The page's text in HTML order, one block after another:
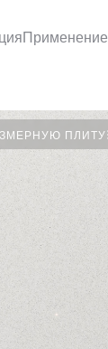
Применение
ПЛИТУ